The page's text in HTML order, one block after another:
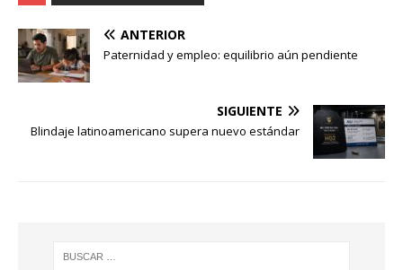
ANTERIOR
Paternidad y empleo: equilibrio aún pendiente
SIGUIENTE
Blindaje latinoamericano supera nuevo estándar